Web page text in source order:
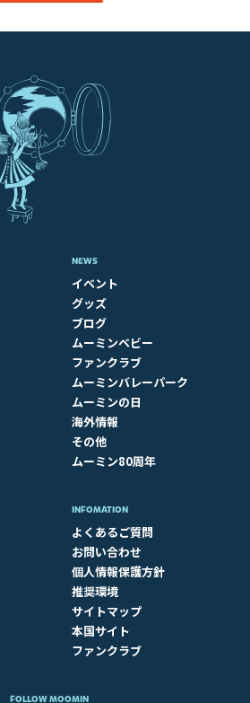
NEWS
イベント
グッズ
ブログ
ムーミンベビー
ファンクラブ
ムーミンバレーパーク
ムーミンの日
海外情報
その他
ムーミン80周年
INFOMATION
よくあるご質問
お問い合わせ
個人情報保護方針
推奨環境
サイトマップ
本国サイト
ファンクラブ
FOLLOW MOOMIN